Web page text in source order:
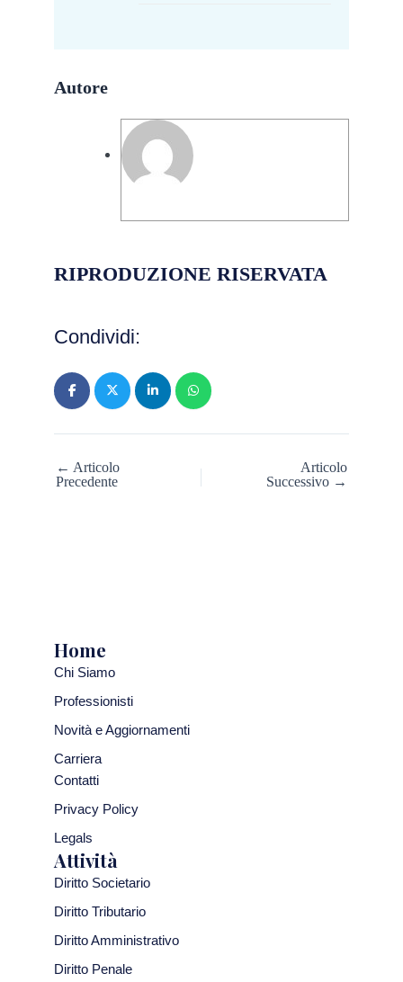
Autore
RIPRODUZIONE RISERVATA
Condividi:
← Articolo
Precedente
Articolo
Successivo →
Home
Chi Siamo
Professionisti
Novità e Aggiornamenti
Carriera
Contatti
Privacy Policy
Legals
Attività
Diritto Societario
Diritto Tributario
Diritto Amministrativo
Diritto Penale